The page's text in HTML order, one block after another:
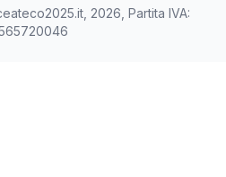
2026, Partita IVA: